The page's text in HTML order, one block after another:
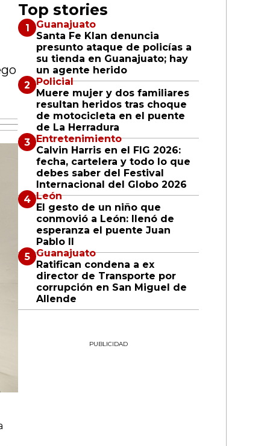
Top stories
Guanajuato
Santa Fe Klan denuncia
presunto ataque de policías a
su tienda en Guanajuato; hay
un agente herido
Policial
Muere mujer y dos familiares
resultan heridos tras choque
de motocicleta en el puente
de La Herradura
Entretenimiento
Calvin Harris en el FIG 2026:
fecha, cartelera y todo lo que
debes saber del Festival
Internacional del Globo 2026
León
El gesto de un niño que
conmovió a León: llenó de
esperanza el puente Juan
Pablo II
Guanajuato
Ratifican condena a ex
director de Transporte por
corrupción en San Miguel de
Allende
PUBLICIDAD